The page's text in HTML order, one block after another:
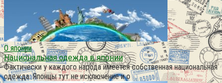
О японии
Национальная одежда в японии
Фактически у каждого народа имеется собственная национальная
одежда. Японцы тут не исключение и о